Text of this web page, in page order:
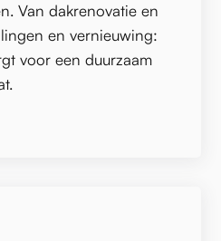
Van dakrenovatie en
en vernieuwing:
voor een duurzaam